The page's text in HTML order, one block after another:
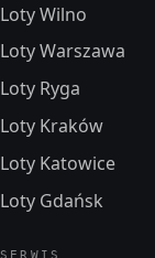
Loty Wilno
Loty Warszawa
Loty Ryga
Loty Kraków
Loty Katowice
Loty Gdańsk
SERWIS